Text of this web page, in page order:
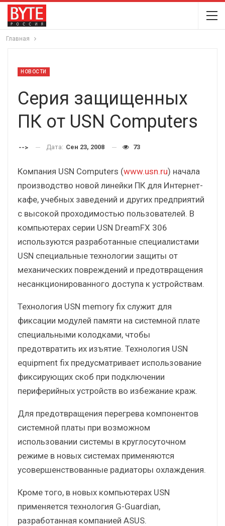
Главная
НОВОСТИ
Серия защищенных
ПК от USN Computers
--> Дата: Сен 23, 2008 73
Компания USN Computers (www.usn.ru) начала
производство новой линейки ПК для Интернет-
кафе, учебных заведений и других предприятий
с высокой проходимостью пользователей. В
компьютерах серии USN DreamFX 306
используются разработанные специалистами
USN специальные технологии защиты от
механических повреждений и предотвращения
несанкционированного доступа к устройствам.
Технология USN memory fix служит для
фиксации модулей памяти на системной плате
специальными колодками, чтобы
предотвратить их изъятие. Технология USN
equipment fix предусматривает использование
фиксирующих скоб при подключении
периферийных устройств во избежание краж.
Для предотвращения перегрева компонентов
системной платы при возможном
использовании системы в круглосуточном
режиме в новых системах применяются
усовершенствованные радиаторы охлаждения.
Кроме того, в новых компьютерах USN
применяется технология G-Guardian,
разработанная компанией ASUS.